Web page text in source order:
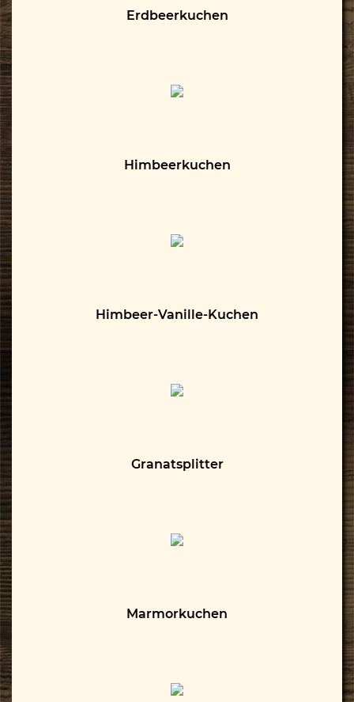
Erdbeerkuchen
Himbeerkuchen
Himbeer-Vanille-Kuchen
Granatsplitter
Marmorkuchen